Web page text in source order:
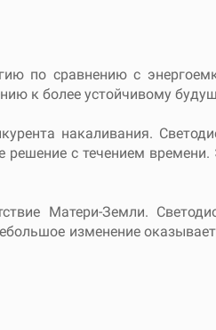
по сравнению с
к более устойчивому
накаливания.
с течением времени.
Матери-Земли.
изменение